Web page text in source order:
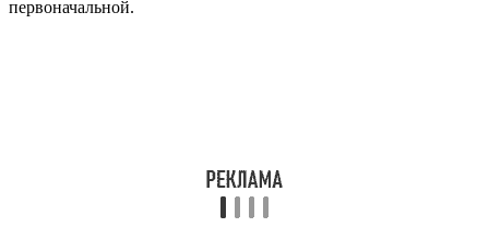
первоначальной.